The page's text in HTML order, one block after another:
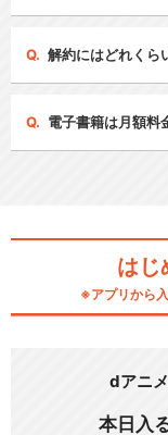
解約にはどれくら
電子書籍は月額料
はじ
※アプリから
dアニ
本日入